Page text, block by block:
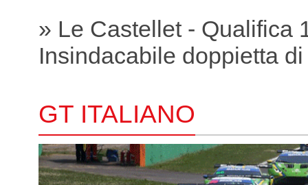
» Le Castellet - Qualifica
Insindacabile doppietta
GT ITALIANO